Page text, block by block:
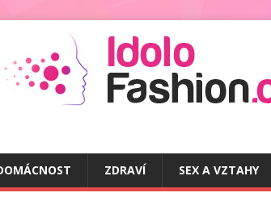
ZDRAVÍ SEX A VZTAHY